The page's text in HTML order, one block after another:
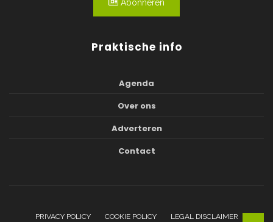
Abonneren
Praktische info
Agenda
Over ons
Adverteren
Contact
PRIVACY POLICY COOKIE POLICY LEGAL DISCLAIMER